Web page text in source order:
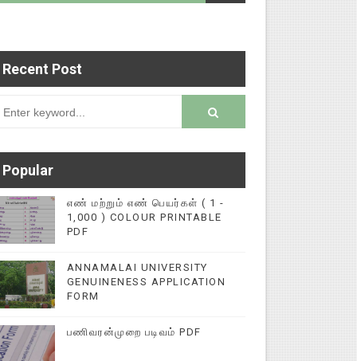
மின்னல் கல்விச் செய்தி இணையதளத்தில்
Recent Post
Popular
எண் மற்றும் எண் பெயர்கள் ( 1 -
1,000 ) COLOUR PRINTABLE
PDF
ANNAMALAI UNIVERSITY
GENUINENESS APPLICATION
FORM
பணிவரன்முறை படிவம் PDF